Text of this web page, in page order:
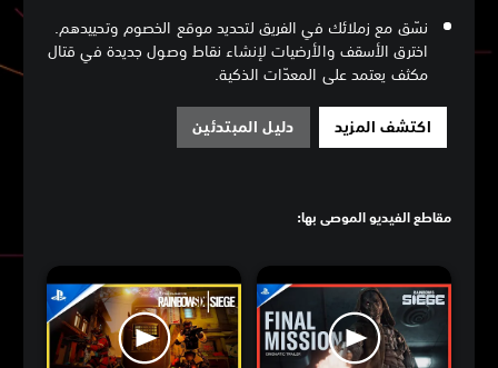
نسّق مع زملائك في الفريق لتحديد موقع الخصوم وتحييدهم.
اخترق الأسقف والأرضيات لإنشاء نقاط وصول جديدة في قتال
مكثف يعتمد على المعدّات الذكية.
اكتشف المزيد دليل المبتدئين
مقاطع الفيديو الموصى بها: